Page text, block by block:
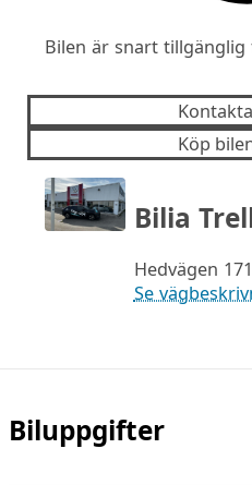
Bilen är snart
Köp
Bilia
Hedvägen 171
Se
Biluppgifter